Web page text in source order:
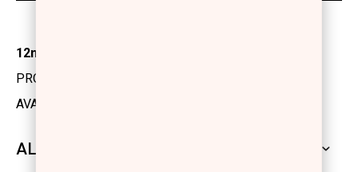
12ml
PRODUCT CODE: 1103529
AVAILABILITY: IN STOCK
ALL SHADES